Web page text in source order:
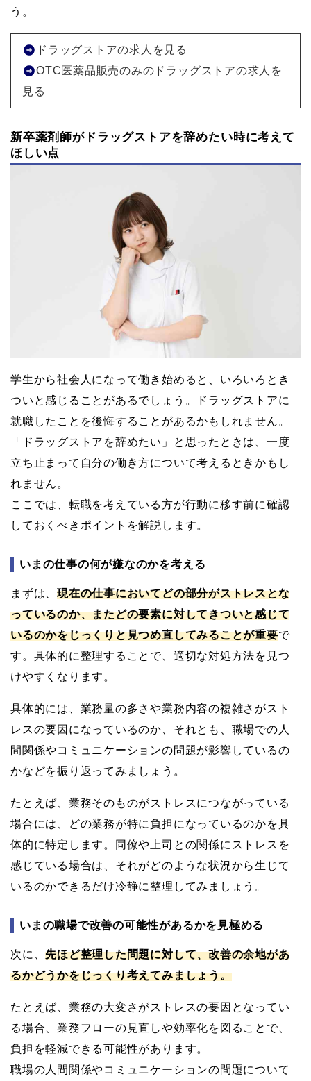
う。
ドラッグストアの求人を見る
OTC医薬品販売のみのドラッグストアの求人を
見る
新卒薬剤師がドラッグストアを辞めたい時に考えて
ほしい点
学生から社会人になって働き始めると、いろいろとき
ついと感じることがあるでしょう。ドラッグストアに
就職したことを後悔することがあるかもしれません。
「ドラッグストアを辞めたい」と思ったときは、一度
立ち止まって自分の働き方について考えるときかもし
れません。
ここでは、転職を考えている方が行動に移す前に確認
しておくべきポイントを解説します。
いまの仕事の何が嫌なのかを考える
まずは、現在の仕事においてどの部分がストレスとな
っているのか、またどの要素に対してきついと感じて
いるのかをじっくりと見つめ直してみることが重要で
す。具体的に整理することで、適切な対処方法を見つ
けやすくなります。
具体的には、業務量の多さや業務内容の複雑さがスト
レスの要因になっているのか、それとも、職場での人
間関係やコミュニケーションの問題が影響しているの
かなどを振り返ってみましょう。
たとえば、業務そのものがストレスにつながっている
場合には、どの業務が特に負担になっているのかを具
体的に特定します。同僚や上司との関係にストレスを
感じている場合は、それがどのような状況から生じて
いるのかできるだけ冷静に整理してみましょう。
いまの職場で改善の可能性があるかを見極める
次に、先ほど整理した問題に対して、改善の余地があ
るかどうかをじっくり考えてみましょう。
たとえば、業務の大変さがストレスの要因となってい
る場合、業務フローの見直しや効率化を図ることで、
負担を軽減できる可能性があります。
職場の人間関係やコミュニケーションの問題について